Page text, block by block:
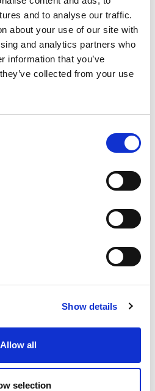
and to analyse our traffic.
about your use of our site with
and analytics partners who
information that you’ve
collected from your use
Show details
Allow all
selection
終了いたします。
トライフサイクル
ンについて
Excelコンポーネントな
ンメモリミドルウェア
理解・ご評価いただき、
版（Magic xpi 4.14.1）
4.13のGigaSpacesライ
利用いただけます。ただ
サポートは